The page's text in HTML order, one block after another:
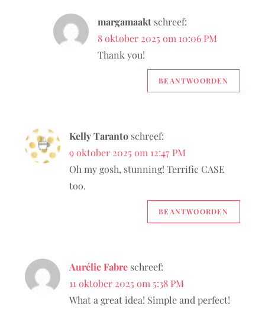
margamaakt schreef:
8 oktober 2025 om 10:06 PM
Thank you!
BEANTWOORDEN
Kelly Taranto schreef:
9 oktober 2025 om 12:47 PM
Oh my gosh, stunning! Terrific CASE
too.
BEANTWOORDEN
Aurélie Fabre schreef:
11 oktober 2025 om 5:38 PM
What a great idea! Simple and perfect!